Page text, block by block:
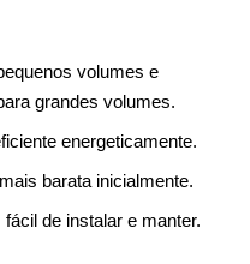
volumes e
grandes volumes.
energeticamente.
barata inicialmente.
de instalar e manter.